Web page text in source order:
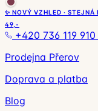
✨ NOVÝ VZHLED ·
49,-
+420 736 119 910
Prodejna Přerov
Doprava a platba
Blog